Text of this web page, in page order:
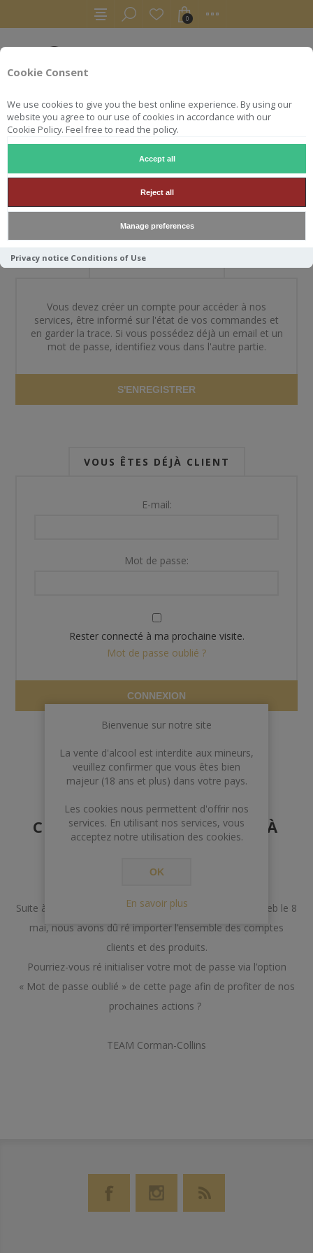
Cookie Consent
We use cookies to give you the best online experience. By using our
website you agree to our use of cookies in accordance with our
Cookie Policy. Feel free to read the policy.
Accept all
Reject all
Manage preferences
Privacy notice Conditions of Use
0
BIENVENUE DANS NOTRE
BOUTIQUE
NOUVEAU CLIENT
Vous devez créer un compte pour accéder à nos
services, être informé sur l'état de vos commandes et
en garder la trace. Si vous possédez déjà un email et un
mot de passe, identifiez vous dans l'autre partie.
S'ENREGISTRER
VOUS ÊTES DÉJÀ CLIENT
E-mail:
Mot de passe:
Rester connecté à ma prochaine visite.
Mot de passe oublié ?
CONNEXION
AVERTISSEMENT AUX
CLIENTS POSSÉDANT DÉJÀ
UN COMPTE
Suite à un incident lors de la mise à jour de notre site web le 8
mai, nous avons dû ré importer l’ensemble des comptes
clients et des produits.
Pourriez-vous ré initialiser votre mot de passe via l’option
« Mot de passe oublié » de cette page afin de profiter de nos
prochaines actions ?
TEAM Corman-Collins
Bienvenue sur notre site
La vente d'alcool est interdite aux mineurs,
veuillez confirmer que vous êtes bien
majeur (18 ans et plus) dans votre pays.
Les cookies nous permettent d'offrir nos
services. En utilisant nos services, vous
acceptez notre utilisation des cookies.
OK
En savoir plus